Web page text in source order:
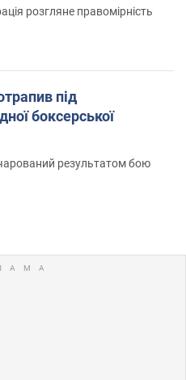
розгляне правомірність
під
боксерської
результатом бою